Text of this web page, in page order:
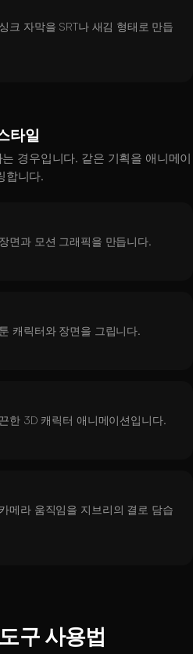
크 자막을 SRT나 새김 형태로 만듭
타일
경우입니다. 같은 기획을 애니메이
합니다.
면과 모션 그래픽을 만듭니다.
캐릭터와 장면을 그립니다.
한 3D 캐릭터 애니메이션입니다.
메라 움직임을 지브리의 결로 담습
구 사용법